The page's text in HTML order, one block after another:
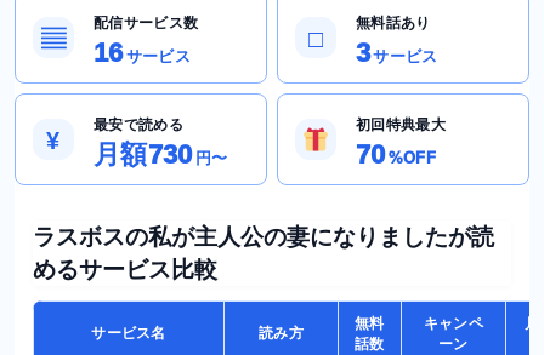
▤
配信サービス数
16サービス
□
無料話あり
3サービス
¥
最安で読める
月額730 円〜
初回特典最大
70%OFF
ラスボスの私が主人公の妻になりましたが読
めるサービス比較
サービス名 読み方
無料
話数
キャンペ
ーン
月